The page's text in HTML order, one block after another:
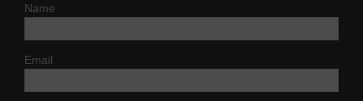
Name
Email